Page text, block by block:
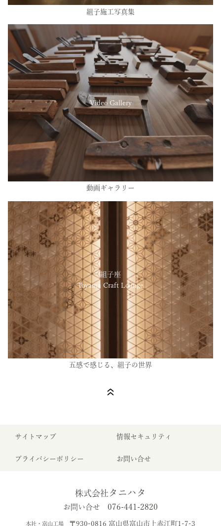
組子施工写真集
Video Gallery
動画ギャラリー
組子座
Toyama Craft Lounge
五感で感じる、組子の世界
サイトマップ 情報セキュリティ
プライバシーポリシー お問い合せ
株式会社 タニハタ
お問い合せ 076-441-2820
本社・富山工場 〒930-0816 富山県富山市上赤江町1-7-3